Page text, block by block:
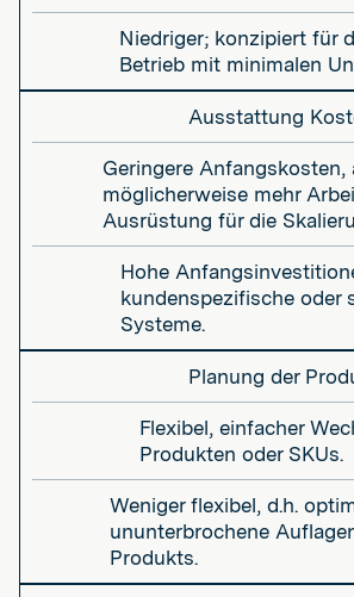
Niedriger; konzipiert für
Betrieb mit minimalen
Ausstattung
Geringere Anfangskosten,
möglicherweise mehr
Ausrüstung für die
Hohe
kundenspezifische oder
Systeme.
Planung der
Flexibel, einfacher
Produkten oder SKUs.
Weniger flexibel, d.h.
ununterbrochene
Produkts.